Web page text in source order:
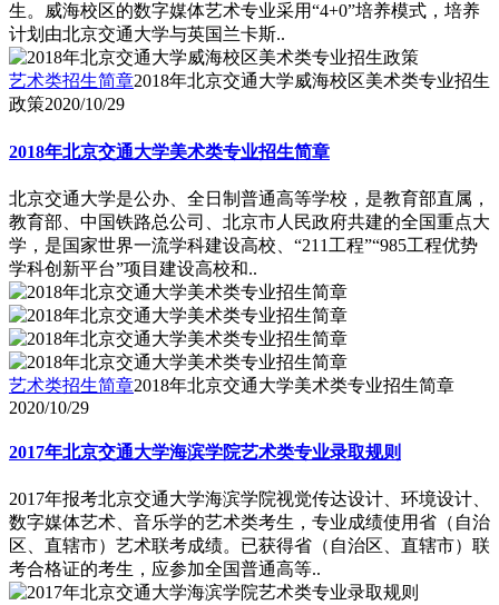
生。威海校区的数字媒体艺术专业采用“4+0”培养模式，培养
计划由北京交通大学与英国兰卡斯..
艺术类招生简章2018年北京交通大学威海校区美术类专业招生
政策2020/10/29
2018年北京交通大学美术类专业招生简章
北京交通大学是公办、全日制普通高等学校，是教育部直属，
教育部、中国铁路总公司、北京市人民政府共建的全国重点大
学，是国家世界一流学科建设高校、“211工程”“985工程优势
学科创新平台”项目建设高校和..
艺术类招生简章2018年北京交通大学美术类专业招生简章
2020/10/29
2017年北京交通大学海滨学院艺术类专业录取规则
2017年报考北京交通大学海滨学院视觉传达设计、环境设计、
数字媒体艺术、音乐学的艺术类考生，专业成绩使用省（自治
区、直辖市）艺术联考成绩。已获得省（自治区、直辖市）联
考合格证的考生，应参加全国普通高等..